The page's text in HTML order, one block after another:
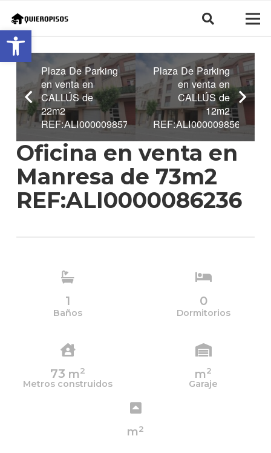
Abrir barra de herramientas
Plaza De Parking
en venta en
CALLÚS de
22m2
REF:ALI0000098573
Plaza De Parking
en venta en
CALLÚS de
12m2
REF:ALI0000098564
Oficina en venta en
Manresa de 73m2
REF:ALI0000086236
1
Baños
0
Dormitorios
73 m2
Metros construidos
m2
Garaje
m2